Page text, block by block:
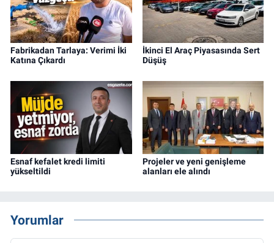
Fabrikadan Tarlaya: Verimi İki
Katına Çıkardı
İkinci El Araç Piyasasında Sert
Düşüş
Esnaf kefalet kredi limiti
yükseltildi
Projeler ve yeni genişleme
alanları ele alındı
Yorumlar